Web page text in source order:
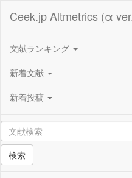
Ceek.jp Altmetrics (α
文献ランキング
新着文献
新着投稿
検索